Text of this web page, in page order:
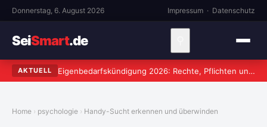
Donnerstag, 6. August 2026 Impressum · Datenschutz
SeiSmart.de
AKTUELL Eigenbedarfskündigung 2026: Rechte, Pflichten und häufige Fehler
Home psychologie Handy-Sucht erkennen und überwinden